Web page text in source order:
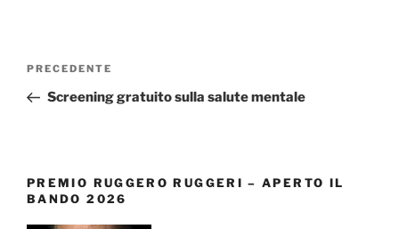
Navigazione
Articolo
precedente:
PRECEDENTE
Screening gratuito sulla salute mentale
PREMIO RUGGERO RUGGERI – APERTO IL
BANDO 2026